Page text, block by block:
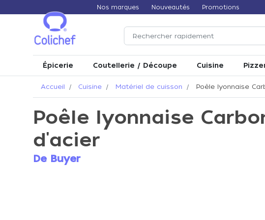
Nos marques Nouveautés Promotions
Épicerie Coutellerie / Découpe Cuisine
Accueil Cuisine Matériel de cuisson Poêle lyonnaise
Poêle lyonnaise
d'acier
De Buyer